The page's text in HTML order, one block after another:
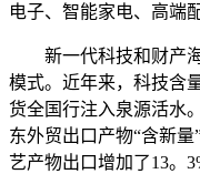
电子、智能家电、高端
新一代科技和财产海
模式。近年来，科技含
货全国行注入泉源活水
东外贸出口产物“含新
艺产物出口增加了13。